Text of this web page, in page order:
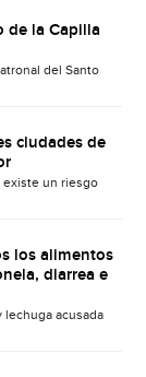
de la Capilla
del Santo
ciudades de
existe un riesgo
los alimentos
diarrea e
acusada